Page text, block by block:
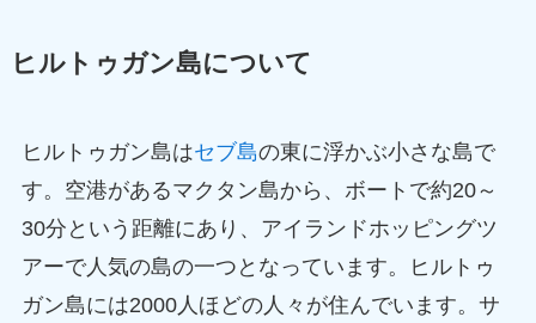
ヒルトゥガン島について
ヒルトゥガン島はセブ島の東に浮かぶ小さな島で
す。空港があるマクタン島から、ボートで約20～
30分という距離にあり、アイランドホッピングツ
アーで人気の島の一つとなっています。ヒルトゥ
ガン島には2000人ほどの人々が住んでいます。サ